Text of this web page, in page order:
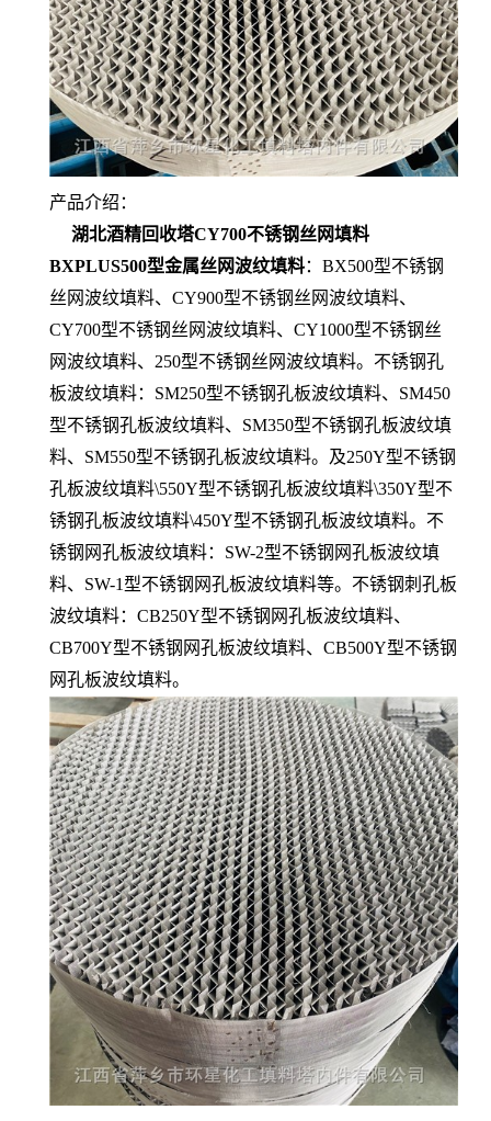
产品介绍：
湖北酒精回收塔CY700不锈钢丝网填料
BXPLUS500型金属丝网波纹填料：BX500型不锈钢
丝网波纹填料、CY900型不锈钢丝网波纹填料、
CY700型不锈钢丝网波纹填料、CY1000型不锈钢丝
网波纹填料、250型不锈钢丝网波纹填料。不锈钢孔
板波纹填料：SM250型不锈钢孔板波纹填料、SM450
型不锈钢孔板波纹填料、SM350型不锈钢孔板波纹填
料、SM550型不锈钢孔板波纹填料。及250Y型不锈钢
孔板波纹填料\550Y型不锈钢孔板波纹填料\350Y型不
锈钢孔板波纹填料\450Y型不锈钢孔板波纹填料。不
锈钢网孔板波纹填料：SW-2型不锈钢网孔板波纹填
料、SW-1型不锈钢网孔板波纹填料等。不锈钢刺孔板
波纹填料：CB250Y型不锈钢网孔板波纹填料、
CB700Y型不锈钢网孔板波纹填料、CB500Y型不锈钢
网孔板波纹填料。